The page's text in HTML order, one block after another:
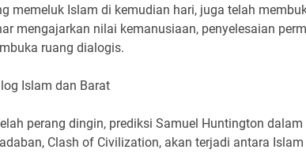
memeluk Islam di kemudian hari, juga telah
mengajarkan nilai kemanusiaan, penyelesaian
ruang dialogis.
Islam dan Barat
perang dingin, prediksi Samuel Huntington
Clash of Civilization, akan terjadi antara